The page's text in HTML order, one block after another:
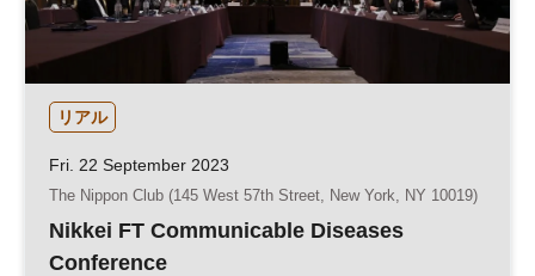
リアル
Fri. 22 September 2023
The Nippon Club (145 West 57th Street, New York, NY 10019)
Nikkei FT Communicable Diseases
Conference